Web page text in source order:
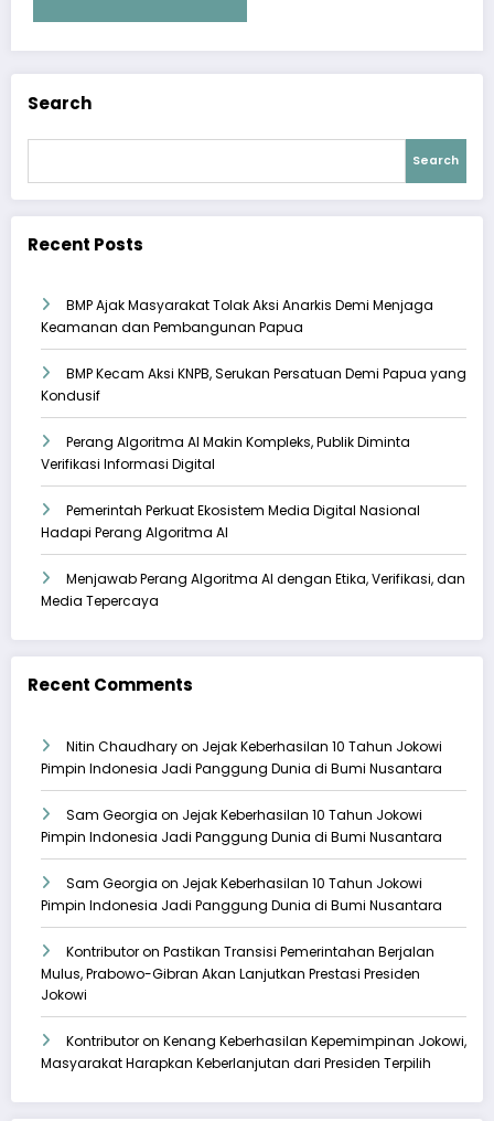
Search
Search
Recent Posts
BMP Ajak Masyarakat Tolak Aksi Anarkis Demi Menjaga
Keamanan dan Pembangunan Papua
BMP Kecam Aksi KNPB, Serukan Persatuan Demi Papua yang
Kondusif
Perang Algoritma AI Makin Kompleks, Publik Diminta
Verifikasi Informasi Digital
Pemerintah Perkuat Ekosistem Media Digital Nasional
Hadapi Perang Algoritma AI
Menjawab Perang Algoritma AI dengan Etika, Verifikasi, dan
Media Tepercaya
Recent Comments
Nitin Chaudharyon Jejak Keberhasilan 10 Tahun Jokowi
Pimpin Indonesia Jadi Panggung Dunia di Bumi Nusantara
Sam Georgia on Jejak Keberhasilan 10 Tahun Jokowi
Pimpin Indonesia Jadi Panggung Dunia di Bumi Nusantara
Sam Georgia on Jejak Keberhasilan 10 Tahun Jokowi
Pimpin Indonesia Jadi Panggung Dunia di Bumi Nusantara
Kontributoron Pastikan Transisi Pemerintahan Berjalan
Mulus, Prabowo-Gibran Akan Lanjutkan Prestasi Presiden
Jokowi
Kontributoron Kenang Keberhasilan Kepemimpinan Jokowi,
Masyarakat Harapkan Keberlanjutan dari Presiden Terpilih